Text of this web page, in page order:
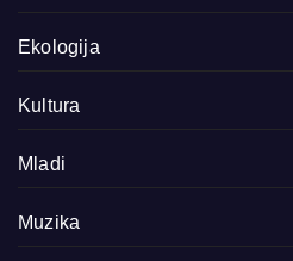
Ekologija
Kultura
Mladi
Muzika